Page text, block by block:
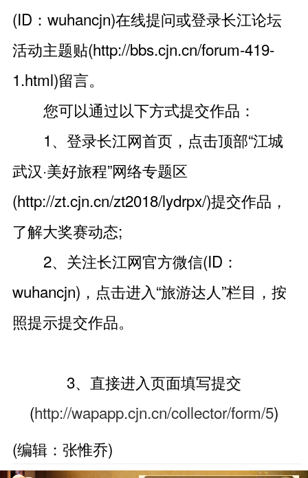
(ID：wuhancjn)在线提问或登录长江论坛
活动主题贴(http://bbs.cjn.cn/forum-419-
1.html)留言。
您可以通过以下方式提交作品：
1、登录长江网首页，点击顶部“江城
武汉·美好旅程”网络专题区
(http://zt.cjn.cn/zt2018/lydrpx/)提交作品，
了解大奖赛动态;
2、关注长江网官方微信(ID：
wuhancjn)，点击进入“旅游达人”栏目，按
照提示提交作品。
3、直接进入页面填写提交
(http://wapapp.cjn.cn/collector/form/5)
(编辑：张惟乔)